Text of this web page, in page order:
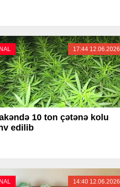
17:44 12.06.2026
10 ton çətənə kolu
edilib
14:40 12.06.2026